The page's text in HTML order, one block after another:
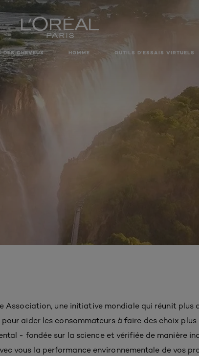
DES CHEVEUX HOMME OUTILS D’ESSAIS VIRTUELS
Association, une initiative mondiale qui réunit plus
aider les consommateurs à faire des choix plus
- fondée sur la science et vérifiée de manière
vous la performance environnementale de vos